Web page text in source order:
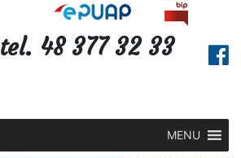
tel. 48 377 32 33
MENU